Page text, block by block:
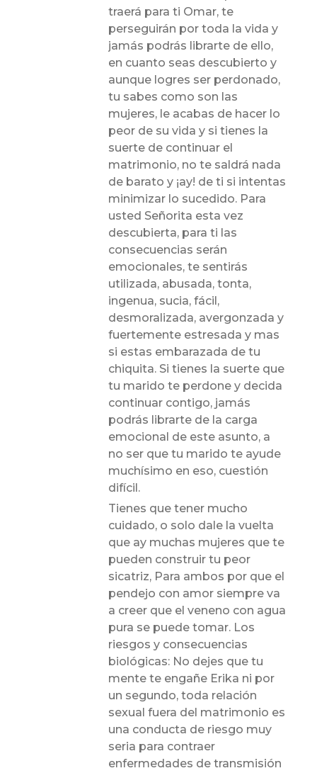
traerá para ti Omar, te
perseguirán por toda la vida y
jamás podrás librarte de ello,
en cuanto seas descubierto y
aunque logres ser perdonado,
tu sabes como son las
mujeres, le acabas de hacer lo
peor de su vida y si tienes la
suerte de continuar el
matrimonio, no te saldrá nada
de barato y ¡ay! de ti si intentas
minimizar lo sucedido. Para
usted Señorita esta vez
descubierta, para ti las
consecuencias serán
emocionales, te sentirás
utilizada, abusada, tonta,
ingenua, sucia, fácil,
desmoralizada, avergonzada y
fuertemente estresada y mas
si estas embarazada de tu
chiquita. Si tienes la suerte que
tu marido te perdone y decida
continuar contigo, jamás
podrás librarte de la carga
emocional de este asunto, a
no ser que tu marido te ayude
muchísimo en eso, cuestión
difícil.
Tienes que tener mucho
cuidado, o solo dale la vuelta
que ay muchas mujeres que te
pueden construir tu peor
sicatriz, Para ambos por que el
pendejo con amor siempre va
a creer que el veneno con agua
pura se puede tomar. Los
riesgos y consecuencias
biológicas: No dejes que tu
mente te engañe Erika ni por
un segundo, toda relación
sexual fuera del matrimonio es
una conducta de riesgo muy
seria para contraer
enfermedades de transmisión